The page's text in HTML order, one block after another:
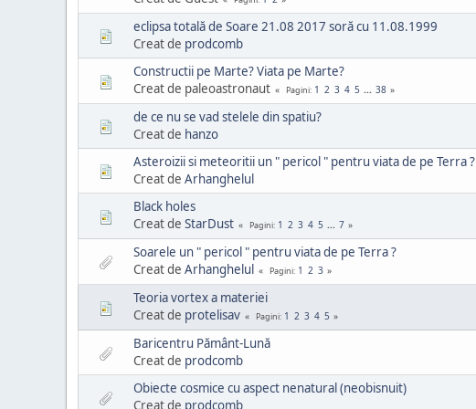
eclipsa totală de Soare 21.08 2017 soră cu 11.08.1999
Creat de prodcomb
Constructii pe Marte? Viata pe Marte?
Creat de paleoastronaut
Pagini 1 2 3 4 5 ... 38
de ce nu se vad stelele din spatiu?
Creat de hanzo
Asteroizii si meteoritii un " pericol " pentru viata de pe Terra ?
Creat de Arhanghelul
Black holes
Creat de StarDust Pagini 1 2 3 4 5 ... 7
Soarele un " pericol " pentru viata de pe Terra ?
Creat de Arhanghelul Pagini 1 2 3
Teoria vortex a materiei
Creat de protelisav Pagini 1 2 3 4 5
Baricentru Pământ-Lună
Creat de prodcomb
Obiecte cosmice cu aspect nenatural (neobisnuit)
Creat de prodcomb